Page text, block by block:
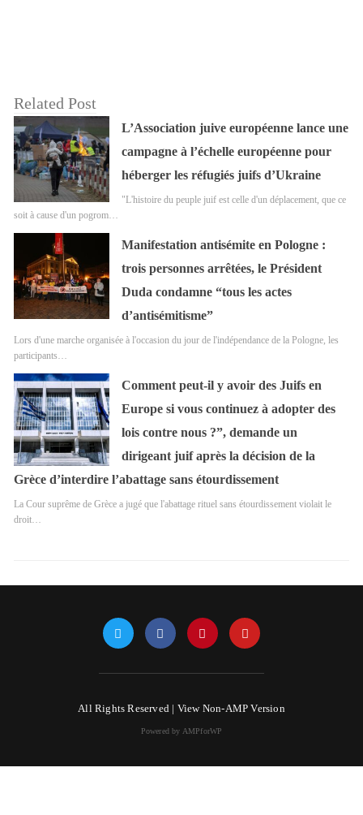
Related Post
L’Association juive européenne lance une
campagne à l’échelle européenne pour
héberger les réfugiés juifs d’Ukraine
"L'histoire du peuple juif est celle d'un déplacement, que ce
soit à cause d'un pogrom…
Manifestation antisémite en Pologne :
trois personnes arrêtées, le Président
Duda condamne “tous les actes
d’antisémitisme”
Lors d'une marche organisée à l'occasion du jour de l'indépendance de la Pologne, les
participants…
Comment peut-il y avoir des Juifs en
Europe si vous continuez à adopter des
lois contre nous ?”, demande un
dirigeant juif après la décision de la
Grèce d’interdire l’abattage sans étourdissement
La Cour suprême de Grèce a jugé que l'abattage rituel sans étourdissement violait le
droit…
All Rights Reserved | View Non-AMP Version
Powered by AMPforWP